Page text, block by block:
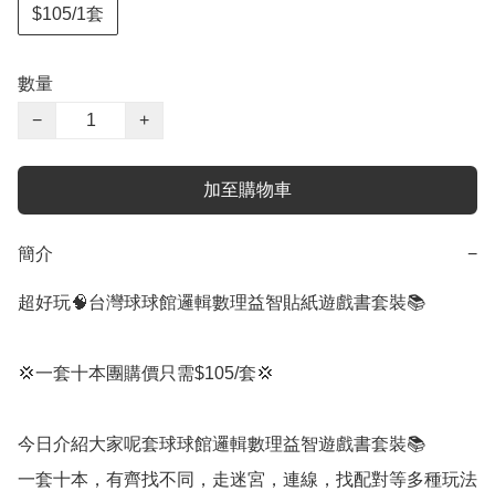
$105/1套
數量
−
+
加至購物車
簡介 −
超好玩🧠台灣球球館邏輯數理益智貼紙遊戲書套裝📚
💢一套十本團購價只需$105/套💢
今日介紹大家呢套球球館邏輯數理益智遊戲書套裝📚
一套十本，有齊找不同，走迷宮，連線，找配對等多種玩法